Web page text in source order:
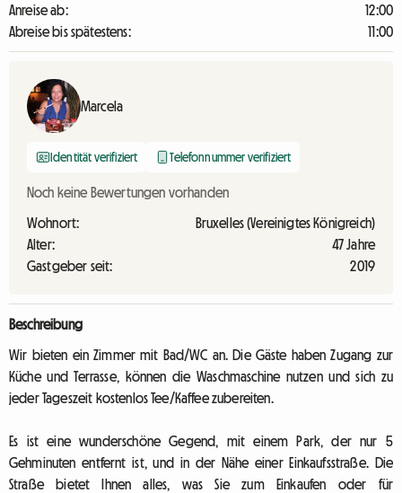
Anreise ab:
12:00
Abreise bis spätestens:
11:00
Marcela
Identität verifiziert Telefonnummer verifiziert
Noch keine Bewertungen vorhanden
Wohnort:
Bruxelles (Vereinigtes Königreich)
Alter:
47 Jahre
Gastgeber seit:
2019
Beschreibung
Wir bieten ein Zimmer mit Bad/WC an. Die Gäste haben Zugang zur
Küche und Terrasse, können die Waschmaschine nutzen und sich zu
jeder Tageszeit kostenlos Tee/Kaffee zubereiten.
Es ist eine wunderschöne Gegend, mit einem Park, der nur 5
Gehminuten entfernt ist, und in der Nähe einer Einkaufsstraße. Die
Straße bietet Ihnen alles, was Sie zum Einkaufen oder für